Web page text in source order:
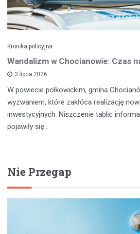
Kronika policyjna
Wandalizm w Chocianowie: Czas
3 lipca 2026
W powiecie polkowickim, gmina
wyzwaniem, które zakłóca realizację
inwestycyjnych. Niszczenie tablic
pojawiły się…
Nie Przegap